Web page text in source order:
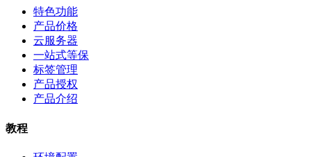
特色功能
产品价格
云服务器
一站式等保
标签管理
产品授权
产品介绍
教程